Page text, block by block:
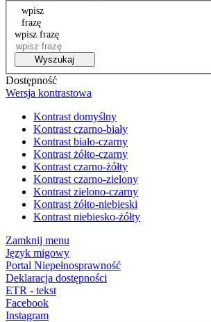
wpisz
frazę
wpisz frazę
Wyszukaj
Dostępność
Wersja kontrastowa
Kontrast domyślny
Kontrast czarno-biały
Kontrast biało-czarny
Kontrast żółto-czarny
Kontrast czarno-żółty
Kontrast czarno-zielony
Kontrast zielono-czarny
Kontrast żółto-niebieski
Kontrast niebiesko-żółty
Zamknij menu
Język migowy
Portal Niepełnosprawność
Deklaracja dostępności
ETR - tekst
Facebook
Instagram